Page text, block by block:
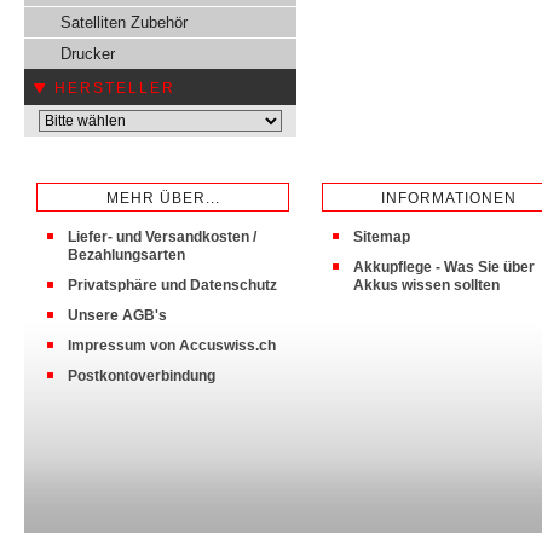
Satelliten Zubehör
Drucker
HERSTELLER
MEHR ÜBER...
Liefer- und Versandkosten /
Bezahlungsarten
Privatsphäre und Datenschutz
Unsere AGB's
Impressum von Accuswiss.ch
Postkontoverbindung
INFORMATIONEN
Sitemap
Akkupflege - Was Sie über
Akkus wissen sollten